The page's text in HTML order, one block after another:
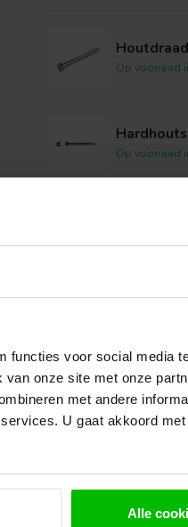
functies voor social media
onze site met onze
met andere
U gaat akkoord
Alle
Op voorraad
Op voorraad
Golfplaat